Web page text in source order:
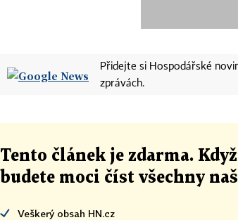
Přidejte si Hospodářské
zprávách.
Tento článek je zdarma.
budete moci číst všechny
Veškerý obsah HN.cz